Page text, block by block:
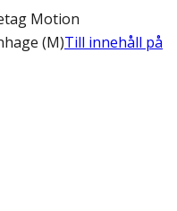
Motion
(M)Till innehåll på